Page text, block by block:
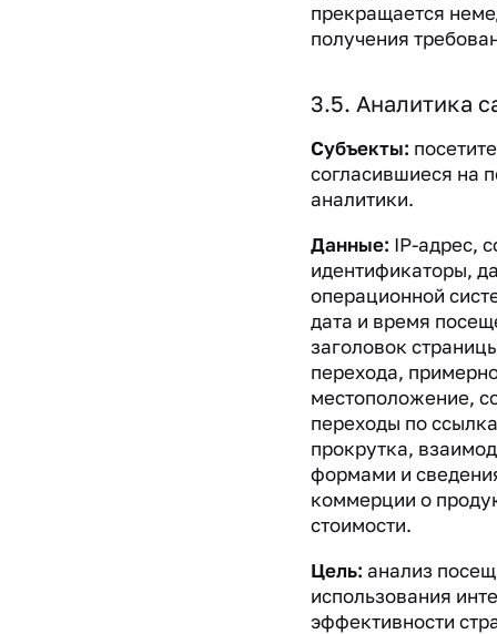
прекращается
получения
3.5. Аналитика
Субъекты:
согласившиеся на
аналитики.
Данные: IP-адрес,
идентификаторы,
операционной
дата и время
заголовок
перехода,
местоположение,
переходы по
прокрутка,
формами и
коммерции о
стоимости.
Цель: анализ
использования
эффективности